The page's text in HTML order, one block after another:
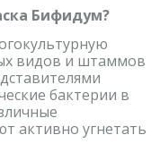
Бифидум?
видов и штаммов
бактерии в
активно угнетать